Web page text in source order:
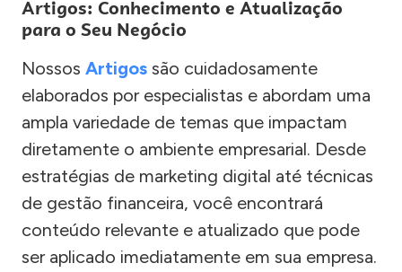
Artigos: Conhecimento e Atualização
para o Seu Negócio
Nossos Artigos são cuidadosamente
elaborados por especialistas e abordam uma
ampla variedade de temas que impactam
diretamente o ambiente empresarial. Desde
estratégias de marketing digital até técnicas
de gestão financeira, você encontrará
conteúdo relevante e atualizado que pode
ser aplicado imediatamente em sua empresa.